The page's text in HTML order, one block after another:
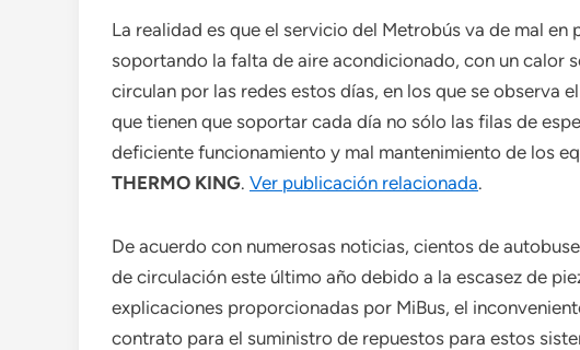
La realidad es que el servicio del Metrobús va de mal en
soportando la falta de aire acondicionado, con un calor
circulan por las redes estos días, en los que se observa
que tienen que soportar cada día no sólo las filas de
deficiente funcionamiento y mal mantenimiento de los
THERMO KING. Ver publicación relacionada.
De acuerdo con numerosas noticias, cientos de
de circulación este último año debido a la escasez de
explicaciones proporcionadas por MiBus, el
contrato para el suministro de repuestos para estos